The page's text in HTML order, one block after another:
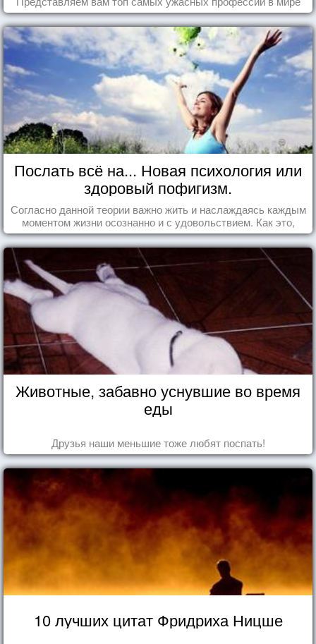
Послать всё на... Новая психология или
здоровый пофигизм.
Согласно данной теории важно жить и наслаждаясь каждым
моментом жизни осознанно и с удовольствием. Как это,
попробуем разобраться на реальных примерах.
Животные, забавно уснувшие во время
еды
Друзья наши меньшие тоже любят поспать!
10 лучших цитат Фридриха Ницше